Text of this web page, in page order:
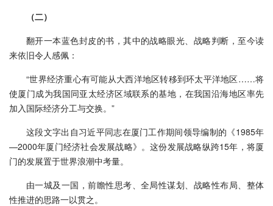
（二）
翻开一本蓝色封皮的书，其中的战略眼光、战略判断，至今读
来依旧令人感佩：
“世界经济重心有可能从大西洋地区转移到环太平洋地区……将
使厦门成为我国同亚太经济区域联系的基地，在我国沿海地区率先
加入国际经济分工与交换。”
这段文字出自习近平同志在厦门工作期间领导编制的《1985年
—2000年厦门经济社会发展战略》。这份发展战略纵跨15年，将厦
门的发展置于世界浪潮中考量。
由一城及一国，前瞻性思考、全局性谋划、战略性布局、整体
性推进的思路一以贯之。